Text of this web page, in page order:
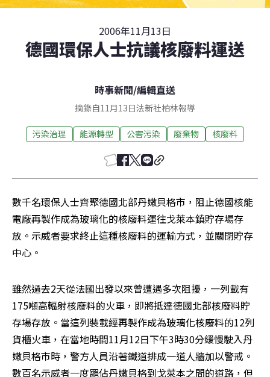
2006年11月13日
德國環保人士抗議核廢料運送
時事新聞/編輯直送
摘錄自11月13日法新社柏林報導
污染治理 能源轉型 公害污染 廢棄物 核廢料
數千名環保人士齊聚德國北部丹嫩貝格市，阻止德國核能
電廠再製作成為玻璃化的核廢料運往戈萊本鎮貯存場存
放。示威者要求終止這種核廢料的運輸方式，並關閉貯存
中心。
雖然過去2天從法國出發以來曾遭遇多次阻擾，一列載有
175噸高輻射核廢料的火車，即將抵達德國北部核廢料貯
存場存放。當這列裝載經再製作成為玻璃化核廢料的12列
貨櫃火車，在當地時間11月12日下午3時30分緩慢駛入丹
嫩貝格市時，警方人員沿著鐵道排成一道人牆加以警戒。
數百名示威者一度罷佔丹嫩貝格到戈萊本之間的道路，但